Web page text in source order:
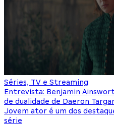
Séries, TV e Streaming
Entrevista: Benjamin
de dualidade de Daeron
Jovem ator é um dos
série